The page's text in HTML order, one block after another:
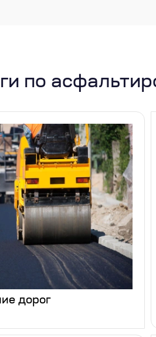
по
дорог